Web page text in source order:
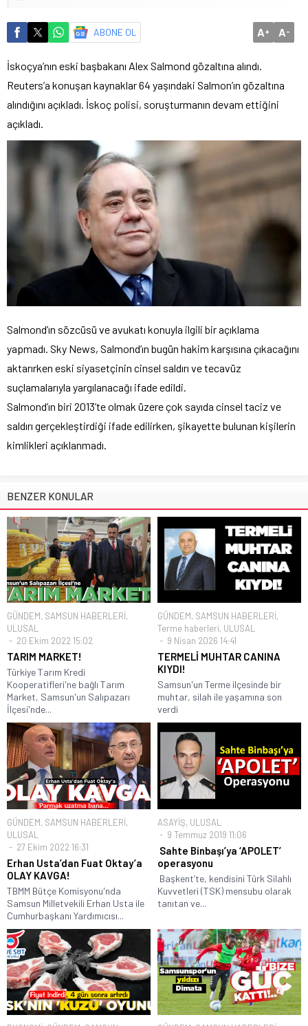
ABONE OL A+ A-
İskoçya’nın eski başbakanı Alex Salmond gözaltına alındı.
Reuters’a konuşan kaynaklar 64 yaşındaki Salmon’ın gözaltına
alındığını açıkladı. İskoç polisi, soruşturmanın devam ettiğini
açıkladı.
Salmond’ın sözcüsü ve avukatı konuyla ilgili bir açıklama
yapmadı. Sky News, Salmond’ın bugün hakim karşısına çıkacağını
aktarırken eski siyasetçinin cinsel saldırı ve tecavüz
suçlamalarıyla yargılanacağı ifade edildi.
Salmond’ın biri 2013’te olmak üzere çok sayıda cinsel taciz ve
saldırı gerçekleştirdiği ifade edilirken, şikayette bulunan kişilerin
kimlikleri açıklanmadı.
BENZER KONULAR
GÜNDEM, SAMSUN HABERLERİ,
ULUSAL
20 Ekim 2022 15:02
TARIM MARKET!
Türkiye Tarım Kredi
Kooperatifleri'ne bağlı Tarım
Market, Samsun'un Salıpazarı
İlçesi'nde...
GÜNDEM, SAMSUN HABERLERİ,
Terme haberleri, ULUSAL
9 Nisan 2026 14:41
TERMELİ MUHTAR CANINA
KIYDI!
Samsun'un Terme ilçesinde bir
muhtar, silah ile yaşamına son
verdi
GÜNDEM, SAMSUN HABERLERİ,
ULUSAL
27 Ekim 2022 16:31
Erhan Usta’dan Fuat Oktay’a
OLAY KAVGA!
TBMM Bütçe Komisyonu'nda
Samsun Milletvekili Erhan Usta ile
Cumhurbaşkanı Yardımıcısı...
ASAYİŞ, ULUSAL
9 Temmuz 2019 11:06
Sahte Binbaşı’ya ‘APOLET’
operasyonu
Başkent’te, kendisini Türk Silahlı
Kuvvetleri (TSK) mensubu olarak
tanıtan ve...